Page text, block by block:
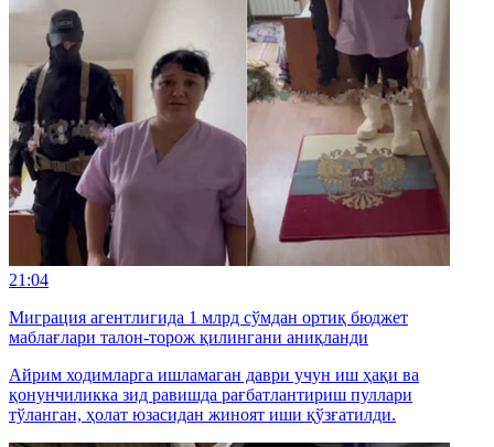
21:04
Миграция агентлигида 1 млрд сўмдан ортиқ бюджет
маблағлари талон-торож қилингани аниқланди
Айрим ходимларга ишламаган даври учун иш ҳақи ва
қонунчиликка зид равишда рағбатлантириш пуллари
тўланган, ҳолат юзасидан жиноят иши қўзғатилди.